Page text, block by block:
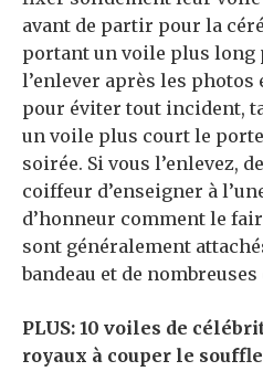
avant de partir pour la
portant un voile plus long
l’enlever après les
pour éviter tout incident,
un voile plus court le
soirée. Si vous l’enlevez,
coiffeur d’enseigner à
d’honneur comment le
sont généralement
bandeau et de
PLUS: 10 voiles de
royaux à couper le souffle